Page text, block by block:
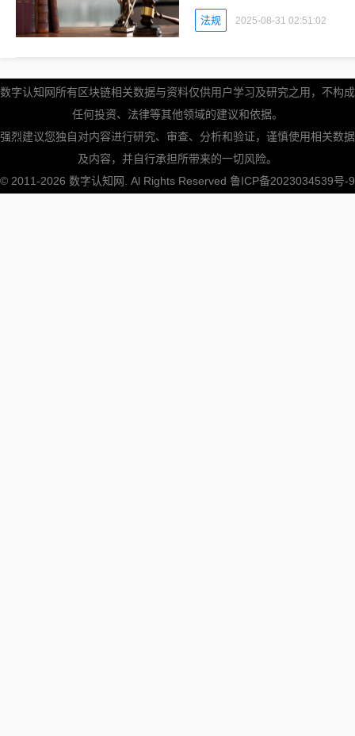
- 区块链数字货币实时行情平台
法规 2025-08-31 02:51:02
数字认知网所有区块链相关数据与资料仅供用户学习及研究之用，不构成
任何投资、法律等其他领域的建议和依据。
强烈建议您独自对内容进行研究、审查、分析和验证，谨慎使用相关数据
及内容，并自行承担所带来的一切风险。
© 2011-2026 数字认知网 . Al Rights Reserved 鲁ICP备2023034539号-9